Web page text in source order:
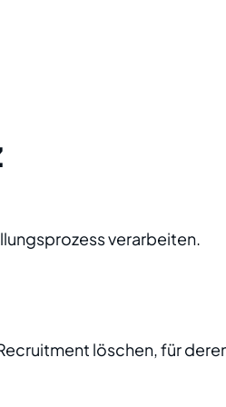
verarbeiten.
löschen, für